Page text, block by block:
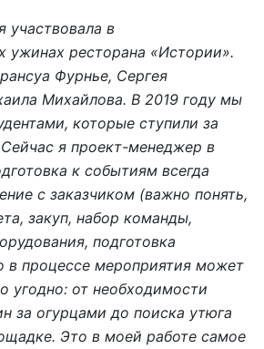
участвовала в
ужинах ресторана «Истории».
Фурнье, Сергея
Михайлова. В 2019 году мы
которые ступили за
я проект-менеджер в
к событиям всегда
с заказчиком (важно понять,
закуп, набор команды,
подготовка
в процессе мероприятия может
угодно: от необходимости
за огурцами до поиска утюга
Это в моей работе самое